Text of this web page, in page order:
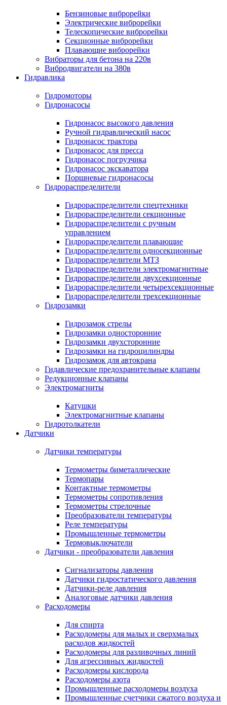
Бензиновые виброрейки
Электрические виброрейки
Телескопические виброрейки
Секционные виброрейки
Плавающие виброрейки
Вибраторы для бетона на 220в
Вибродвигатели на 380в
Гидравлика
Гидромоторы
Гидронасосы
Гидронасос высокого давления
Ручной гидравлический насос
Гидронасос трактора
Гидронасос для пресса
Гидронасос погрузчика
Гидронасос экскаватора
Поршневые гидронасосы
Гидрораспределители
Гидрораспределители спецтехники
Гидрораспределители секционные
Гидрораспределители с ручным
управлением
Гидрораспределители плавающие
Гидрораспределители односекционные
Гидрораспределители МТЗ
Гидрораспределители электромагнитные
Гидрораспределители двухсекционные
Гидрораспределители четырехсекционные
Гидрораспределители трехсекционные
Гидрозамки
Гидрозамок стрелы
Гидрозамки односторонние
Гидрозамки двухсторонние
Гидрозамки на гидроцилиндры
Гидрозамок для автокрана
Гидавлические предохранительные клапаны
Редукционные клапаны
Электромагниты
Катушки
Электромагнитные клапаны
Гидротолкатели
Датчики
Датчики температуры
Термометры биметаллические
Термопары
Контактные термометры
Термометры сопротивления
Термометры стрелочные
Преобразователи температуры
Реле температуры
Промышленные термометры
Термовыключатели
Датчики - преобразователи давления
Сигнализаторы давления
Датчики гидростатического давления
Датчики-реле давления
Аналоговые датчики давления
Расходомеры
Для спирта
Расходомеры для малых и сверхмалых
расходов жидкостей
Расходомеры для разливочных линий
Для агрессивных жидкостей
Расходомеры кислорода
Расходомеры азота
Промышленные расходомеры воздуха
Промышленные счетчики сжатого воздуха и